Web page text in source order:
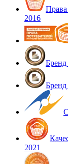
Права
2016
Бренд
Бренд
2021